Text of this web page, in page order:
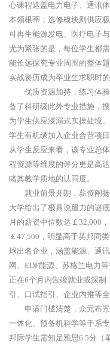
心课程遮盖电力电子、通讯
本领根蒂；选修模块则供应
可再生能源发电、医疗电子
尤为紧张的是，每位学生都
能长远探究专业周围的整体
实战资历成为卒业生求职时的
优质资源加持，练习体验
备了科研级此外专业措施，
为学生供应浸溺式实操处境
学生有机缘加入企业合营项
从学生反应来看，该专业总
程资源等维度的评分更是高
睹其教学质地的认同度。
就业前景开朗，薪资阐扬
大学给出了极具说服力的谜
月的薪资中位数达￡32,000
￡47,500，明显高于英邦同
球出名企业，涵盖能源、通
网、EDF能源、苏格兰电力
正在6个月内告竣就业或深
引、口试指引、企业内推等全
申请门槛清楚，众元布景
一体化、预备机科学等干系
邦际学生需知足雅思6.5分（